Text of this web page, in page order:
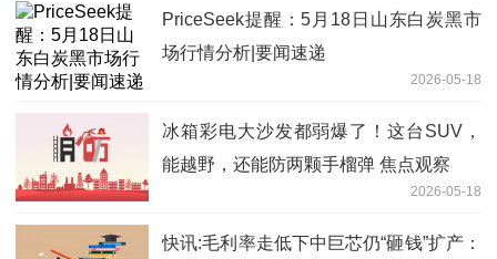
PriceSeek提醒：5月18日山东白炭黑市
场行情分析|要闻速递
2026-05-18
冰箱彩电大沙发都弱爆了！这台SUV，
能越野，还能防两颗手榴弹 焦点观察
2026-05-18
快讯:毛利率走低下中巨芯仍“砸钱”扩产：